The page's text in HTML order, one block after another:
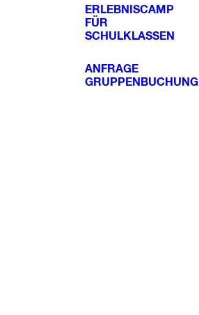
ERLEBNISCAMP
FÜR
SCHULKLASSEN
ANFRAGE
GRUPPENBUCHUNG